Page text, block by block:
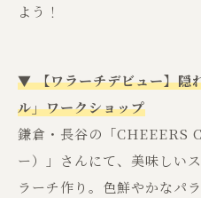
よう！
▼ 【ワラーチデビュー】隠
ル」ワークショップ
鎌倉・長谷の「CHEEERS
ー）」さんにて、美味しい
ラーチ作り。色鮮やかなパ